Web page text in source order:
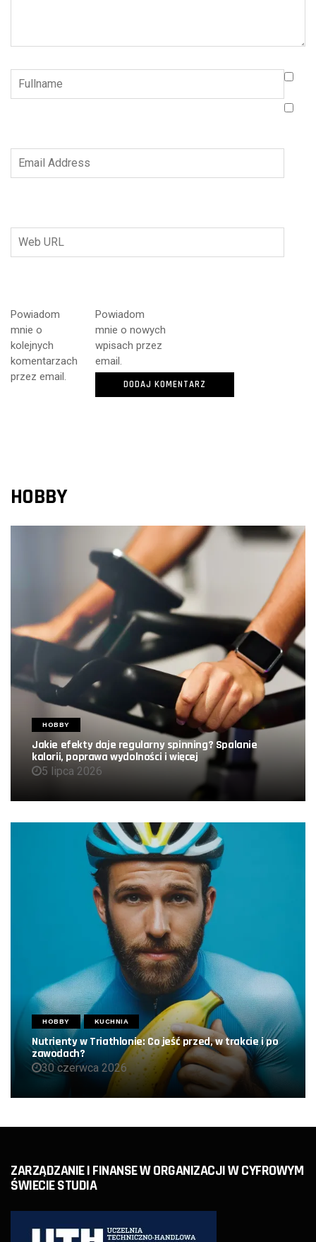
Powiadom
mnie o
kolejnych
komentarzach
przez email.
Powiadom
mnie o nowych
wpisach przez
email.
HOBBY
HOBBY
Jakie efekty daje regularny spinning? Spalanie
kalorii, poprawa wydolności i więcej
5 lipca 2026
HOBBY KUCHNIA
Nutrienty w Triathlonie: Co jeść przed, w trakcie i po
zawodach?
30 czerwca 2026
ZARZĄDZANIE I FINANSE W ORGANIZACJI W CYFROWYM
ŚWIECIE STUDIA